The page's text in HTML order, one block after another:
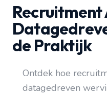
Recruitment
de Praktijk
Ontdek hoe
datagedreven